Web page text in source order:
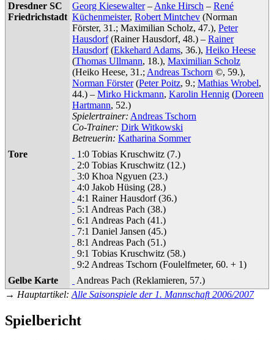
Dresdner SC
Friedrichstadt
Georg Kiesewalter– Anke Hirsch – René
Küchenmeister, Robert Mintchev (Norman
Förster, 31.; Maximilian Scholz, 47.), Peter
Hausdorf(Rainer Hausdorf, 48.) – Rainer
Hausdorf(Ekkehard Adams, 36.), Heiko Heese
(Thomas Ullmann, 18.), Maximilian Scholz
(Heiko Heese, 31.; Andreas Tschorn ©, 59.),
Norman Förster(Peter Poitz, 9.; Mathias Wrobel,
44.) – Mirko Hickmann, Karolin Hennig (Doreen
Hartmann, 52.)
Spielertrainer: Andreas Tschorn
Co-Trainer: Dirk Witkowski
Betreuerin: Katharina Sommer
Tore
1:0 Tobias Kruschwitz (7.)
2:0 Tobias Kruschwitz (12.)
3:0 Khoa Ngyuen (23.)
4:0 Jakob Hüsing (28.)
4:1 Rainer Hausdorf (36.)
5:1 Andreas Pach (38.)
6:1 Andreas Pach (41.)
7:1 Daniel Jansen (45.)
8:1 Andreas Pach (51.)
9:1 Tobias Kruschwitz (58.)
9:2 Andreas Tschorn (Foulelfmeter, 60. + 1)
Gelbe Karte
Andreas Pach (Reklamieren, 57.)
→ Hauptartikel: Alle Saisonspiele der 1. Mannschaft 2006/2007
Spielbericht